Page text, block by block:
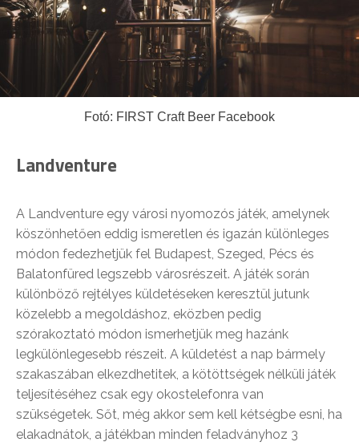
Fotó: FIRST Craft Beer Facebook
Landventure
A Landventure egy városi nyomozós játék, amelynek
köszönhetően eddig ismeretlen és igazán különleges
módon fedezhetjük fel Budapest, Szeged, Pécs és
Balatonfüred legszebb városrészeit. A játék során
különböző rejtélyes küldetéseken keresztül jutunk
közelebb a megoldáshoz, eközben pedig
szórakoztató módon ismerhetjük meg hazánk
legkülönlegesebb részeit. A küldetést a nap bármely
szakaszában elkezdhetitek, a kötöttségek nélküli játék
teljesítéséhez csak egy okostelefonra van
szükségetek. Sőt, még akkor sem kell kétségbe esni, ha
elakadnátok, a játékban minden feladványhoz 3